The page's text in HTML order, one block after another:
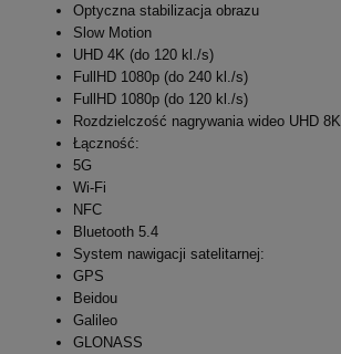
Optyczna stabilizacja obrazu
Slow Motion
UHD 4K (do 120 kl./s)
FullHD 1080p (do 240 kl./s)
FullHD 1080p (do 120 kl./s)
Rozdzielczość nagrywania wideo UHD 8K
Łączność:
5G
Wi-Fi
NFC
Bluetooth 5.4
System nawigacji satelitarnej:
GPS
Beidou
Galileo
GLONASS